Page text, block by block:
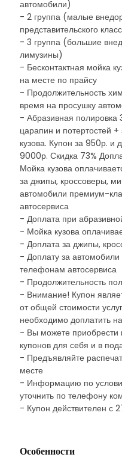
автомобили)
- 2 группа (малые
представительского
- 3 группа (большие
лимузины)
- Бесконтактная мойка
на месте по прайсу
- Продолжительность
время на просушку
- Абразивная полировка
царапин и потертостей
кузова. Купон за 950р. и
9000р. Скидка 73%
Мойка кузова
за джипы, кроссоверы,
автомобили премиум-
автосервиса
- Доплата при
- Мойка кузова
- Доплата за джипы,
- Доплату за
телефонам автосервиса
- Продолжительность
- Внимание! Купон
от общей стоимости
необходимо доплатить
- Вы можете приобрести
купонов для себя и в
- Предъявляйте
месте
- Информацию по
уточнить по телефону
- Купон действителен с
Особенности